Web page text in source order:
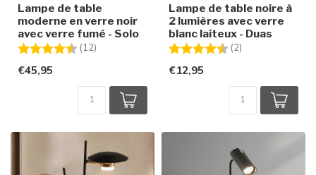
Lampe de table
moderne en verre noir
avec verre fumé - Solo
Note:
(12)
€45,95
Lampe de table noire à
2 lumières avec verre
blanc laiteux - Duas
Note:
(2)
€12,95